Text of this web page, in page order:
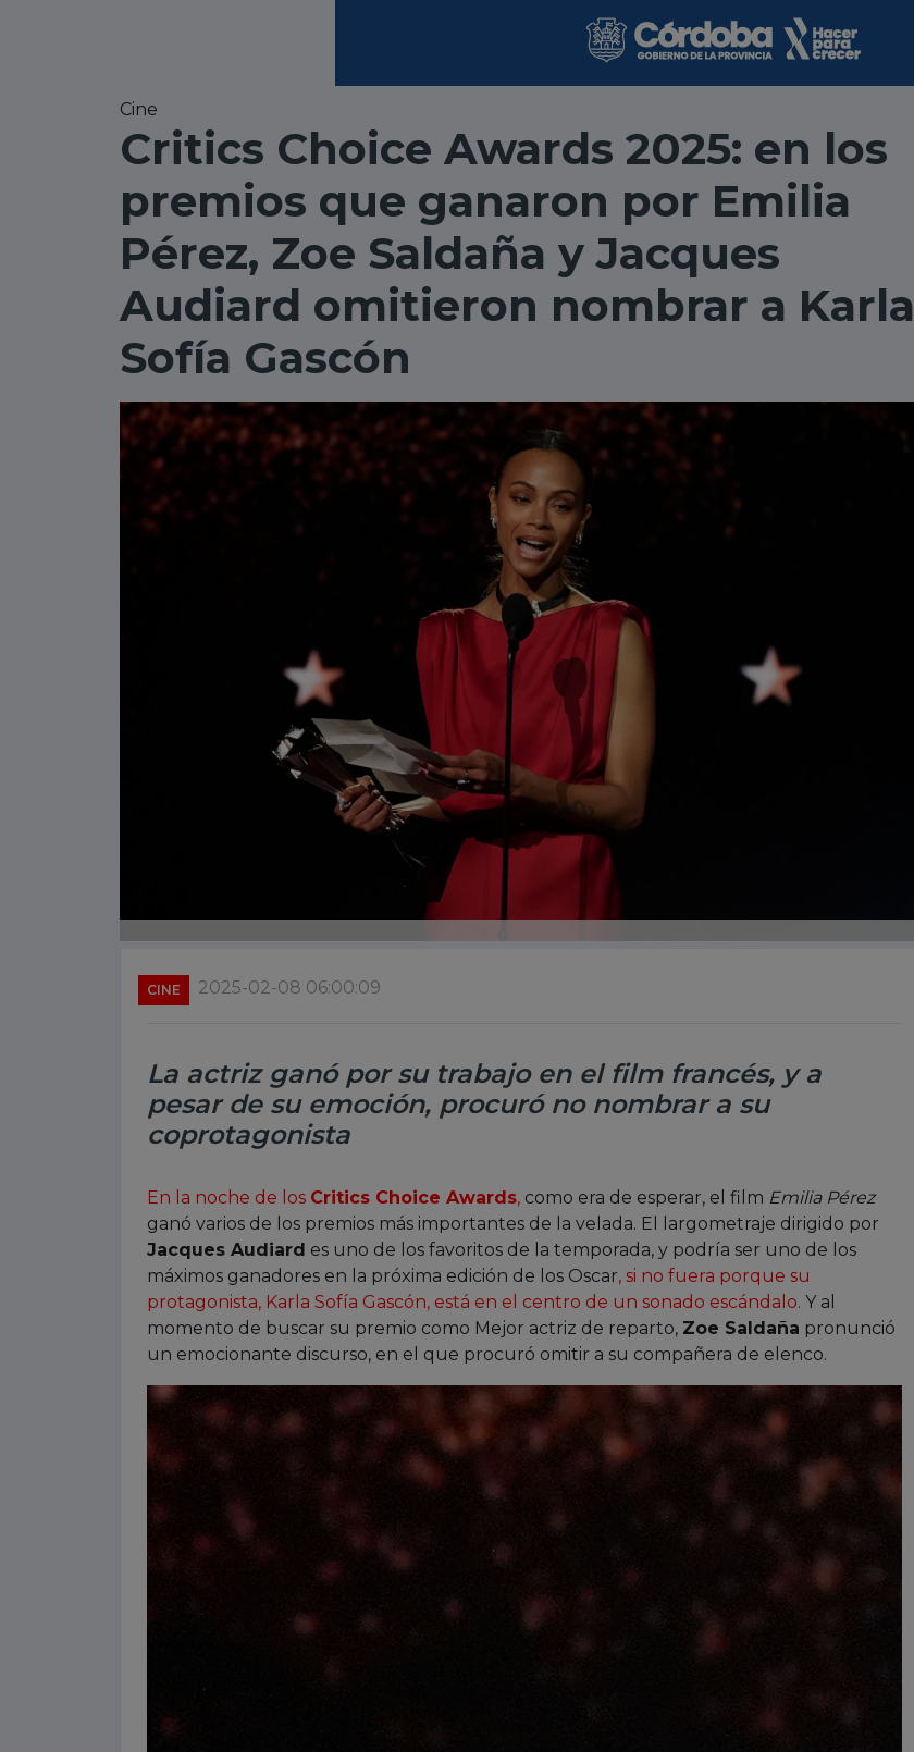
Cine
Critics Choice Awards 2025: en los
premios que ganaron por Emilia
Pérez, Zoe Saldaña y Jacques
Audiard omitieron nombrar a Karla
Sofía Gascón
CINE 2025-02-08 06:00:09
La actriz ganó por su trabajo en el film francés, y a
pesar de su emoción, procuró no nombrar a su
coprotagonista
En la noche de los Critics Choice Awards, como era de esperar, el film Emilia Pérez
ganó varios de los premios más importantes de la velada. El largometraje dirigido por
Jacques Audiard es uno de los favoritos de la temporada, y podría ser uno de los
máximos ganadores en la próxima edición de los Oscar, si no fuera porque su
protagonista, Karla Sofía Gascón, está en el centro de un sonado escándalo. Y al
momento de buscar su premio como Mejor actriz de reparto, Zoe Saldaña pronunció
un emocionante discurso, en el que procuró omitir a su compañera de elenco.